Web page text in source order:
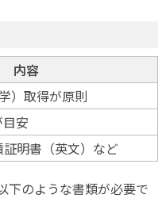
内容
）取得が原則
安
明書（英文）など
下のような書類が必要で